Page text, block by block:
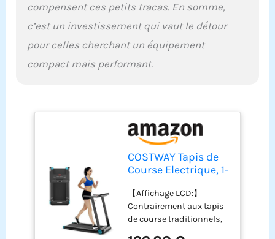
rend la séance plus
agréable. De même, le
support d'appareil est
parfait pour placer votre
téléphone ou votre
pour les petits espaces,
facile à ranger et peu
encombrant. En outre, les
2 roues intégrées sont
déplacer.
compensent ces petits tracas. En somme,
c’est un investissement qui vaut le détour
pour celles cherchant un équipement
compact mais performant.
COSTWAY Tapis de
Course Electrique, 1-
550 W, Tapis de
Fitness Pliable avec
Application de
Contrôle, Haut-
【Affichage LCD:】
Contrairement aux tapis
de course traditionnels,